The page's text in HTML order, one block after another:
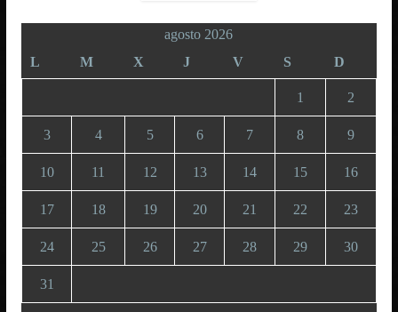
agosto 2026
L
M X J V S D
1 2
3 4 5 6 7 8 9
10 11 12 13 14 15 16
17 18 19 20 21 22 23
24 25 26 27 28 29 30
31